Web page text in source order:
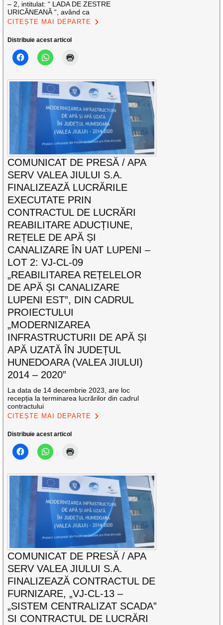
– 2, intitulat: “ LADA DE ZESTRE
URICĂNEANĂ “, având ca
CITEȘTE MAI DEPARTE
Distribuie acest articol
COMUNICAT DE PRESĂ / APA
SERV VALEA JIULUI S.A.
FINALIZEAZĂ LUCRĂRILE
EXECUTATE PRIN
CONTRACTUL DE LUCRĂRI
REABILITARE ADUCȚIUNE,
REȚELE DE APĂ ȘI
CANALIZARE ÎN UAT LUPENI –
LOT 2: VJ-CL-09
„REABILITAREA REȚELELOR
DE APĂ ȘI CANALIZARE
LUPENI EST”, DIN CADRUL
PROIECTULUI
„MODERNIZAREA
INFRASTRUCTURII DE APĂ ȘI
APĂ UZATĂ ÎN JUDEȚUL
HUNEDOARA (VALEA JIULUI)
2014 – 2020”
La data de 14 decembrie 2023, are loc
recepția la terminarea lucrărilor din cadrul
contractului
CITEȘTE MAI DEPARTE
Distribuie acest articol
COMUNICAT DE PRESĂ / APA
SERV VALEA JIULUI S.A.
FINALIZEAZĂ CONTRACTUL DE
FURNIZARE, „VJ-CL-13 –
„SISTEM CENTRALIZAT SCADA”
SI CONTRACTUL DE LUCRĂRI